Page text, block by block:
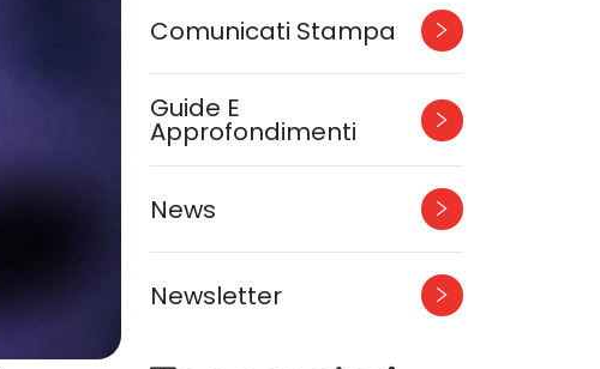
Comunicati Stampa
Guide E
Approfondimenti
News
Newsletter